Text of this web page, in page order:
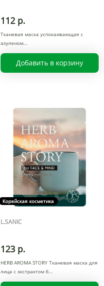
112 р.
Тканевая маска успокаивающая с
азуленом
Добавить в корзину
Корейская косметика
L.SANIC
123 р.
HERB AROMA STORY Тканевая маска для
лица с экстрактом б